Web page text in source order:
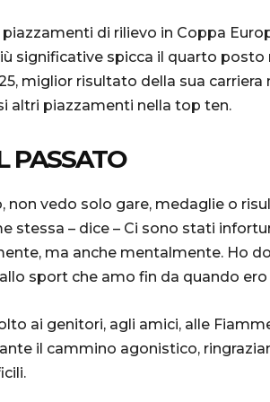
di rilievo in Coppa
significative spicca il quarto posto
miglior risultato della sua carriera
altri piazzamenti nella top ten.
PASSATO
non vedo solo gare, medaglie o
stessa – dice – Ci sono stati
ma anche mentalmente. Ho
sport che amo fin da quando ero
ai genitori, agli amici, alle
il cammino agonistico,